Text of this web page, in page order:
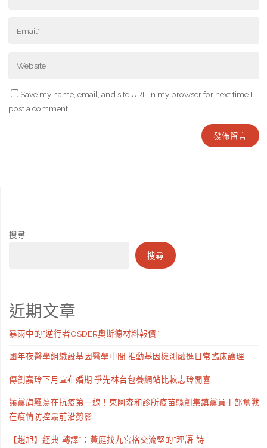
Save my name, email, and site URL in my browser for next time I
post a comment.
搜尋
搜尋
近期文章
暴雨中的“逆行者OSDER奧斯德材料報價”
國年夜醫學組織設基因醫學中間 推動基因檢測融進日常臨床護理
傳劉嘉玲下月宣布婚期 爭先林台包養網站比較志玲開喜
讓黨旗飄蕩在抗疫第一線！東阿森和診所疫苗縣劉集鎮黨員干部奮戰
在疫情防控最前沿剪影
【趙旭】經典“轉譯”：黃庭找九宮格交流堅的“理語”詩